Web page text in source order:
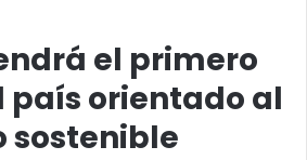
el primero
país orientado al
sostenible